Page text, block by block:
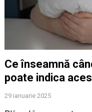
Ce înseamnă
poate indica
29 ianuarie 2025